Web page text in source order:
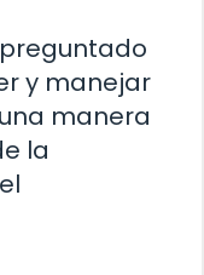
y manejar
manera
la